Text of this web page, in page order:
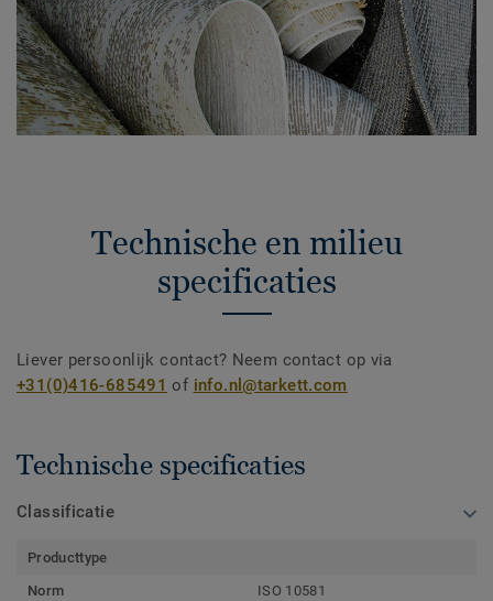
Technische en milieu
specificaties
Liever persoonlijk contact? Neem contact op via
+31(0)416-685491 of info.nl@tarkett.com
Technische specificaties
Classificatie
Producttype
Norm
ISO 10581